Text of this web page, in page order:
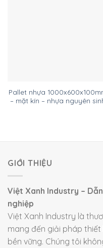
Pallet nhựa
– mặt kín – nhựa nguyên
GIỚI THIỆU
Việt Xanh Industry –
nghiệp
Việt Xanh Industry là
mang đến giải pháp
bền vững. Chúng tôi